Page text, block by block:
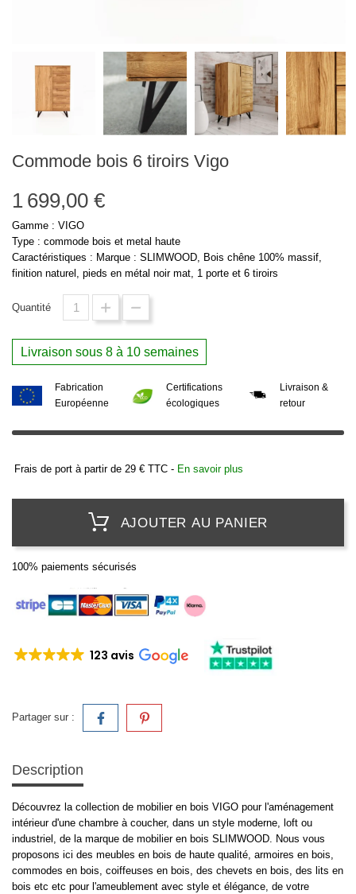
Commode bois 6 tiroirs Vigo
1 699,00 €
Gamme : VIGO
Type : commode bois et metal haute
Caractéristiques : Marque : SLIMWOOD, Bois chêne 100% massif,
finition naturel, pieds en métal noir mat, 1 porte et 6 tiroirs
Quantité
Livraison sous 8 à 10 semaines
Fabrication
Européenne
Certifications
écologiques
Livraison &
retour
Frais de port à partir de 29 € TTC - En savoir plus
AJOUTER AU PANIER
100% paiements sécurisés
123 avis
Partager sur :
Description
Découvrez la collection de mobilier en bois VIGO pour l'aménagement
intérieur d'une chambre à coucher, dans un style moderne, loft ou
industriel, de la marque de mobilier en bois SLIMWOOD. Nous vous
proposons ici des meubles en bois de haute qualité, armoires en bois,
commodes en bois, coiffeuses en bois, des chevets en bois, des lits en
bois etc etc pour l'ameublement avec style et élégance, de votre